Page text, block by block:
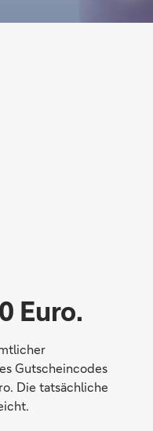
Euro.
Gutscheincodes
Die tatsächliche